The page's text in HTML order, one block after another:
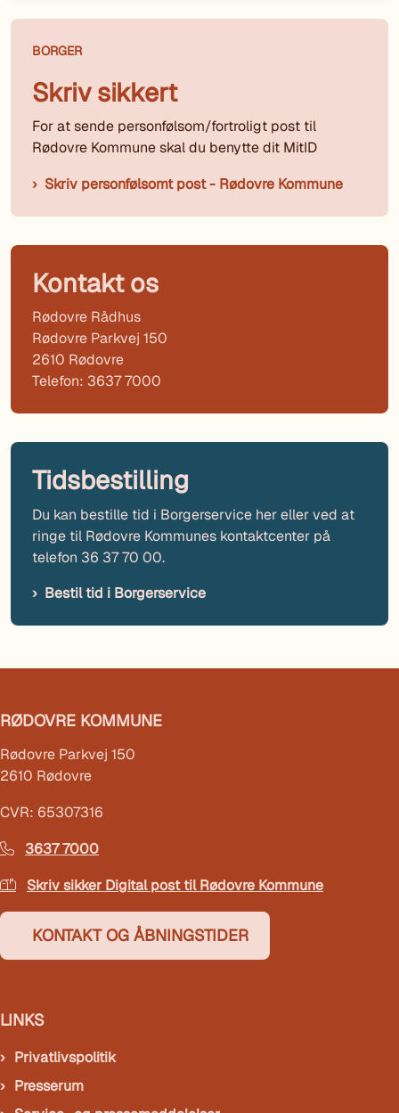
BORGER
Skriv sikkert
For at sende personfølsom/fortroligt post til
Rødovre Kommune skal du benytte dit MitID
Skriv personfølsomt post - Rødovre Kommune
Kontakt os
Rødovre Rådhus
Rødovre Parkvej 150
2610 Rødovre
Telefon: 3637 7000
Tidsbestilling
Du kan bestille tid i Borgerservice her eller ved at
ringe til Rødovre Kommunes kontaktcenter på
telefon 36 37 70 00.
Bestil tid i Borgerservice
RØDOVRE KOMMUNE
Rødovre Parkvej 150
2610 Rødovre
CVR: 65307316
3637 7000
Skriv sikker Digital post til Rødovre Kommune
KONTAKT OG ÅBNINGSTIDER
LINKS
Privatlivspolitik
Presserum